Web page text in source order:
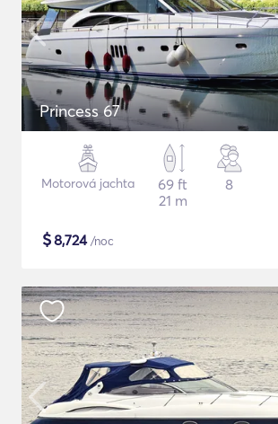
Princess 67
Motorová jachta
69 ft
21 m
8
$8,724/noc